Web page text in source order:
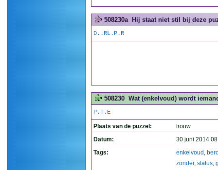
508230a Hij staat niet stil bij deze
D..RL.P.R
508230 Wat (enkelvoud) wordt
P.T.E
Plaats van de puzzel:
trouw
Datum:
30 juni 2014
Tags:
enkelvoud ,
zonder, status,